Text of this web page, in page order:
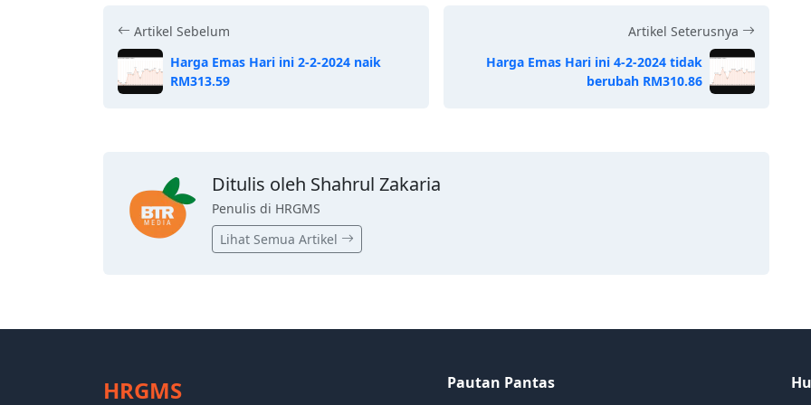
Artikel Sebelum
Harga Emas Hari ini 2-2-2024 naik
RM313.59
Artikel Seterusnya
Harga Emas Hari ini 4-2-2024 tidak
berubah RM310.86
Ditulis oleh Shahrul Zakaria
Penulis di HRGMS
Lihat Semua Artikel
HRGMS Pautan Pantas